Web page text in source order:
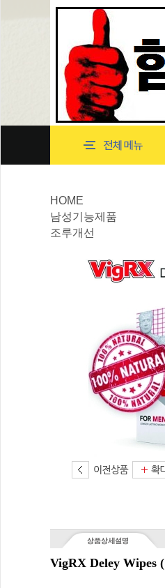
HOME
남성기능제품
조루개선
VigRX Deley Wipes (